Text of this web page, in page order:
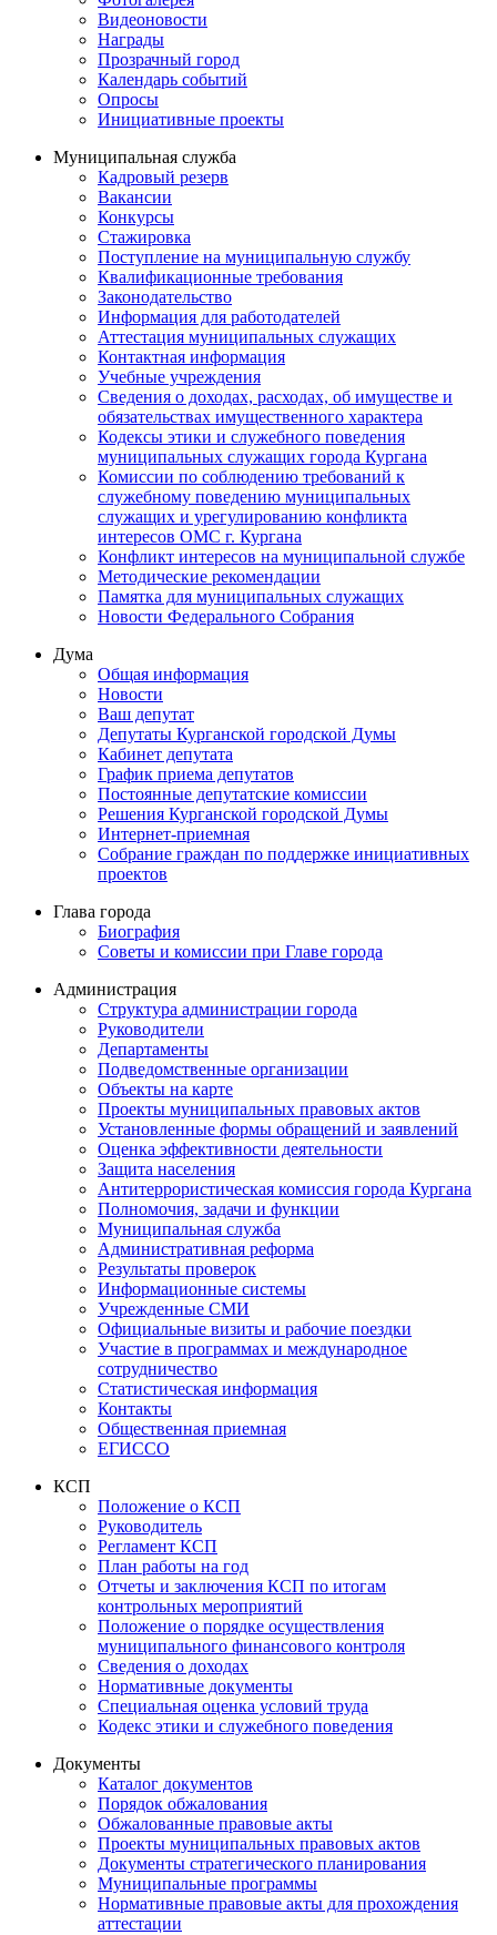
Видеоновости
Награды
Прозрачный город
Календарь событий
Опросы
Инициативные проекты
Муниципальная служба
Кадровый резерв
Вакансии
Конкурсы
Стажировка
Поступление на муниципальную службу
Квалификационные требования
Законодательство
Информация для работодателей
Аттестация муниципальных служащих
Контактная информация
Учебные учреждения
Сведения о доходах, расходах, об имуществе и
обязательствах имущественного характера
Кодексы этики и служебного поведения
муниципальных служащих города Кургана
Комиссии по соблюдению требований к
служебному поведению муниципальных
служащих и урегулированию конфликта
интересов ОМС г. Кургана
Конфликт интересов на муниципальной службе
Методические рекомендации
Памятка для муниципальных служащих
Новости Федерального Cобрания
Дума
Общая информация
Новости
Ваш депутат
Депутаты Курганской городской Думы
Кабинет депутата
График приема депутатов
Постоянные депутатские комиссии
Решения Курганской городской Думы
Интернет-приемная
Собрание граждан по поддержке инициативных
проектов
Глава города
Биография
Советы и комиссии при Главе города
Администрация
Структура администрации города
Руководители
Департаменты
Подведомственные организации
Объекты на карте
Проекты муниципальных правовых актов
Установленные формы обращений и заявлений
Оценка эффективности деятельности
Защита населения
Антитеррористическая комиссия города Кургана
Полномочия, задачи и функции
Муниципальная служба
Административная реформа
Результаты проверок
Информационные системы
Учрежденные СМИ
Официальные визиты и рабочие поездки
Участие в программах и международное
сотрудничество
Статистическая информация
Контакты
Общественная приемная
ЕГИССО
КСП
Положение о КСП
Руководитель
Регламент КСП
План работы на год
Отчеты и заключения КСП по итогам
контрольных мероприятий
Положение о порядке осуществления
муниципального финансового контроля
Сведения о доходах
Нормативные документы
Специальная оценка условий труда
Кодекс этики и служебного поведения
Документы
Каталог документов
Порядок обжалования
Обжалованные правовые акты
Проекты муниципальных правовых актов
Документы стратегического планирования
Муниципальные программы
Нормативные правовые акты для прохождения
аттестации